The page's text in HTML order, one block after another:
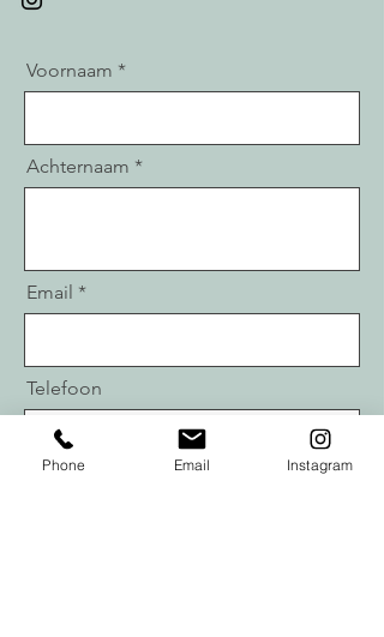
Voornaam
Achternaam
Email
Telefoon
Phone Email Instagram